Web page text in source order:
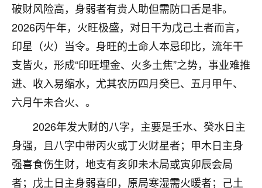
破财风险高，身弱者有贵人助但需防口舌是非。
2026丙午年，火旺极盛，对日干为戊己土者而言，
印星（火）当令。身旺的土命人本忌印比，流年干
支皆火，形成“印旺埋金、火多土焦”之势，事业难推
进、收入易缩水，尤其农历四月癸巳、五月甲午、
六月午未合火、。
2026年发大财的八字，主要是壬水、癸水日主
身强，且八字中带丙火或丁火财星者；甲木日主身
强喜食伤生财，地支有亥卯未木局或寅卯辰会局
者；戊土日主身弱喜印，原局寒湿需火暖者；己土
心若莲花
我是做餐饮的，这两年，生意屡屡受挫，店开一家关
一家，要么生意不好，生意好的就出事。前些年攒的
家底快败光了，真是倒霉！我也想找人看看到底怎么
回事？
鹿森：你可以找老师看看，人有时不服命不行
啊！
太阳当空赵：我也做餐饮的，生意不算大，但
是我从找店开始都是找慧来老师跟进的，选
址、风水、还有开业日子，哪哪都看了，虽然
大环境不好，但是我家生意还可以，前几天又
刚找老师做了补财库，希望财运更好一点！